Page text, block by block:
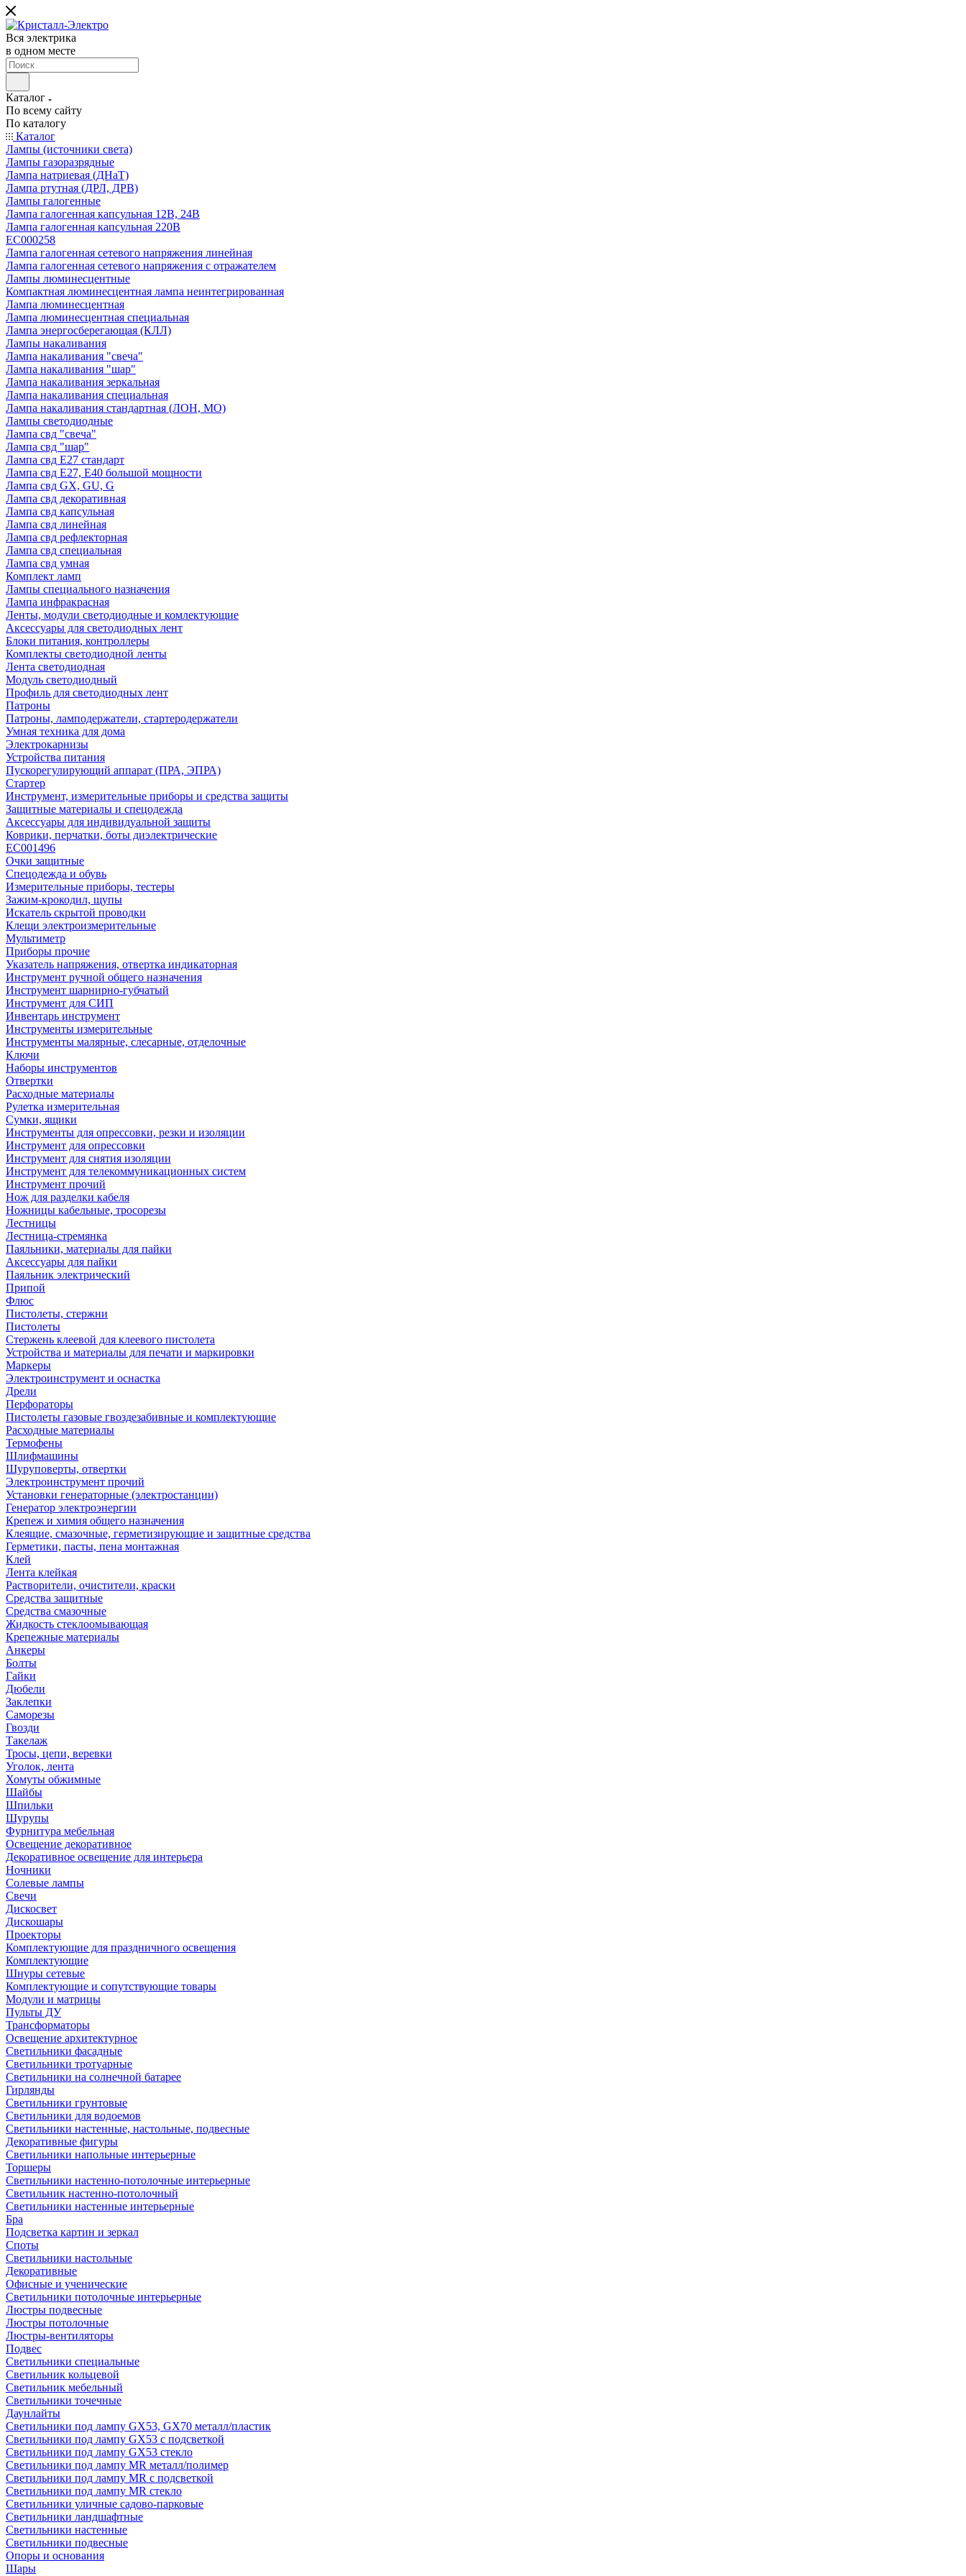
Вся электрика
в одном месте
Каталог
По всему сайту
По каталогу
Каталог
Лампы (источники света)
Лампы газоразрядные
Лампа натриевая (ДНаТ)
Лампа ртутная (ДРЛ, ДРВ)
Лампы галогенные
Лампа галогенная капсульная 12В, 24В
Лампа галогенная капсульная 220В
EC000258
Лампа галогенная сетевого напряжения линейная
Лампа галогенная сетевого напряжения с отражателем
Лампы люминесцентные
Компактная люминесцентная лампа неинтегрированная
Лампа люминесцентная
Лампа люминесцентная специальная
Лампа энергосберегающая (КЛЛ)
Лампы накаливания
Лампа накаливания "свеча"
Лампа накаливания "шар"
Лампа накаливания зеркальная
Лампа накаливания специальная
Лампа накаливания стандартная (ЛОН, МО)
Лампы светодиодные
Лампа свд "свеча"
Лампа свд "шар"
Лампа свд E27 стандарт
Лампа свд E27, Е40 большой мощности
Лампа свд GX, GU, G
Лампа свд декоративная
Лампа свд капсульная
Лампа свд линейная
Лампа свд рефлекторная
Лампа свд специальная
Лампа свд умная
Комплект ламп
Лампы специального назначения
Лампа инфракрасная
Ленты, модули светодиодные и комлектующие
Аксессуары для светодиодных лент
Блоки питания, контроллеры
Комплекты светодиодной ленты
Лента светодиодная
Модуль светодиодный
Профиль для светодиодных лент
Патроны
Патроны, ламподержатели, стартеродержатели
Умная техника для дома
Электрокарнизы
Устройства питания
Пускорегулирующий аппарат (ПРА, ЭПРА)
Стартер
Инструмент, измерительные приборы и средства защиты
Защитные материалы и спецодежда
Аксессуары для индивидуальной защиты
Коврики, перчатки, боты диэлектрические
EC001496
Очки защитные
Спецодежда и обувь
Измерительные приборы, тестеры
Зажим-крокодил, щупы
Искатель скрытой проводки
Клещи электроизмерительные
Мультиметр
Приборы прочие
Указатель напряжения, отвертка индикаторная
Инструмент ручной общего назначения
Инструмент шарнирно-губчатый
Инструмент для СИП
Инвентарь инструмент
Инструменты измерительные
Инструменты малярные, слесарные, отделочные
Ключи
Наборы инструментов
Отвертки
Расходные материалы
Рулетка измерительная
Сумки, ящики
Инструменты для опрессовки, резки и изоляции
Инструмент для опрессовки
Инструмент для снятия изоляции
Инструмент для телекоммуникационных систем
Инструмент прочий
Нож для разделки кабеля
Ножницы кабельные, тросорезы
Лестницы
Лестница-стремянка
Паяльники, материалы для пайки
Аксессуары для пайки
Паяльник электрический
Припой
Флюс
Пистолеты, стержни
Пистолеты
Стержень клеевой для клеевого пистолета
Устройства и материалы для печати и маркировки
Маркеры
Электроинструмент и оснастка
Дрели
Перфораторы
Пистолеты газовые гвоздезабивные и комплектующие
Расходные материалы
Термофены
Шлифмашины
Шуруповерты, отвертки
Электроинструмент прочий
Установки генераторные (электростанции)
Генератор электроэнергии
Крепеж и химия общего назначения
Клеящие, смазочные, герметизирующие и защитные средства
Герметики, пасты, пена монтажная
Клей
Лента клейкая
Растворители, очистители, краски
Средства защитные
Средства смазочные
Жидкость стеклоомывающая
Крепежные материалы
Анкеры
Болты
Гайки
Дюбели
Заклепки
Саморезы
Гвозди
Такелаж
Тросы, цепи, веревки
Уголок, лента
Хомуты обжимные
Шайбы
Шпильки
Шурупы
Фурнитура мебельная
Освещение декоративное
Декоративное освещение для интерьера
Ночники
Солевые лампы
Свечи
Дискосвет
Дискошары
Проекторы
Комплектующие для праздничного освещения
Комплектующие
Шнуры сетевые
Комплектующие и сопутствующие товары
Модули и матрицы
Пульты ДУ
Трансформаторы
Освещение архитектурное
Светильники фасадные
Светильники тротуарные
Светильники на солнечной батарее
Гирлянды
Светильники грунтовые
Светильники для водоемов
Светильники настенные, настольные, подвесные
Декоративные фигуры
Светильники напольные интерьерные
Торшеры
Светильники настенно-потолочные интерьерные
Светильник настенно-потолочный
Светильники настенные интерьерные
Бра
Подсветка картин и зеркал
Споты
Светильники настольные
Декоративные
Офисные и ученические
Светильники потолочные интерьерные
Люстры подвесные
Люстры потолочные
Люстры-вентиляторы
Подвес
Светильники специальные
Светильник кольцевой
Светильник мебельный
Светильники точечные
Даунлайты
Светильники под лампу GX53, GX70 металл/пластик
Светильники под лампу GX53 с подсветкой
Светильники под лампу GX53 стекло
Светильники под лампу MR металл/полимер
Светильники под лампу MR с подсветкой
Светильники под лампу MR стекло
Светильники уличные садово-парковые
Светильники ландшафтные
Светильники настенные
Светильники подвесные
Опоры и основания
Шары